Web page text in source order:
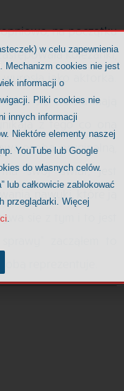
na początku
koleżanki,
jako aktorka.
się wciela mają
z tego co ona
osoba, oryginalną,
swój świat, jest
nawyki, które ją
się z tym i to jest
reprezentuje.
w celu zapewnienia
Mechanizm cookies nie jest
informacji o
Pliki cookies nie
innych informacji
Niektóre elementy naszej
YouTube lub Google
do własnych celów.
lub całkowicie zablokować
przeglądarki. Więcej
.